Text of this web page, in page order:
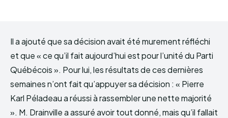
Il a ajouté que sa décision avait été murement réfléchi
et que « ce qu’il fait aujourd’hui est pour l’unité du Parti
Québécois ». Pour lui, les résultats de ces dernières
semaines n’ont fait qu’appuyer sa décision : « Pierre
Karl Péladeau a réussi à rassembler une nette majorité
». M. Drainville a assuré avoir tout donné, mais qu’il fallait